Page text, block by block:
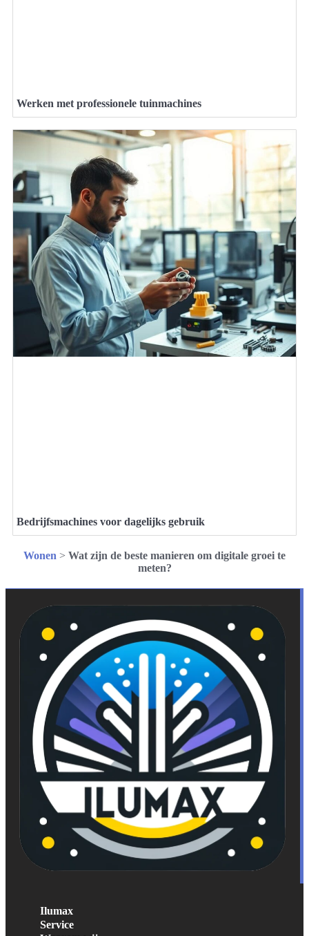
Werken met professionele tuinmachines
Bedrijfsmachines voor dagelijks gebruik
Wonen > Wat zijn de beste manieren om digitale groei te
meten?
Ilumax
Service